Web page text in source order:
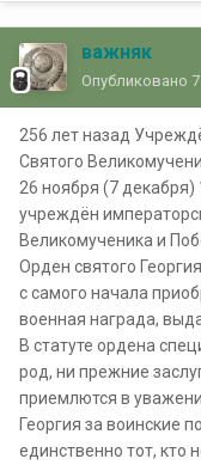
важняк
Опубликовано
256 лет назад
Святого
26 ноября (7 декабря)
учреждён
Великомученика и
Орден святого
с самого начала
военная награда,
В статуте ордена
род, ни прежние
приемлются в
Георгия за воинские
единственно тот, кто